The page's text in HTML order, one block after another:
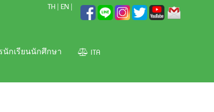
TH EN
นักเรียนนักศึกษา
ITA